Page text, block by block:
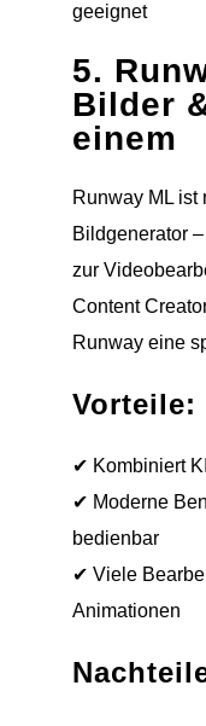
geeignet
5.
Bilder
einem
Runway ML ist
Bildgenerator
zur
Content
Runway eine
Vorteile:
✔ Kombiniert
✔ Moderne
bedienbar
✔ Viele
Animationen